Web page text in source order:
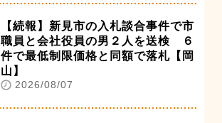
【続報】新見市の入札談合事件で市
職員と会社役員の男２人を送検 ６
件で最低制限価格と同額で落札【岡
山】
2026/08/07